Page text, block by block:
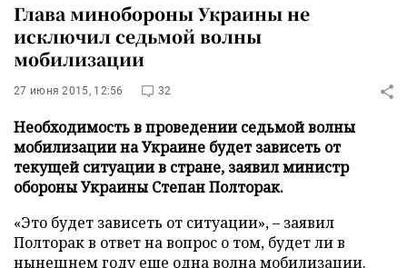
Глава минобороны Украины не
исключил седьмой волны
мобилизации
27 июня 2015, 12:56 32
Необходимость в проведении седьмой волны
мобилизации на Украине будет зависеть от
текущей ситуации в стране, заявил министр
обороны Украины Степан Полторак.
«Это будет зависеть от ситуации», – заявил
Полторак в ответ на вопрос о том, будет ли в
нынешнем году еще одна волна мобилизации.